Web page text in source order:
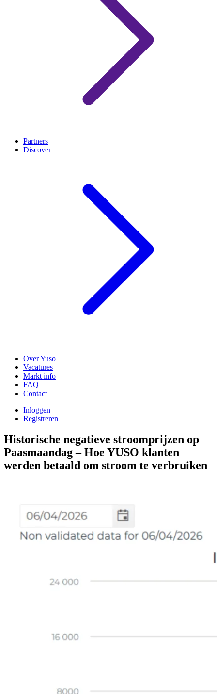
Partners
Discover
Over Yuso
Vacatures
Markt info
FAQ
Contact
Inloggen
Registreren
Historische negatieve stroomprijzen op
Paasmaandag – Hoe YUSO klanten
werden betaald om stroom te verbruiken